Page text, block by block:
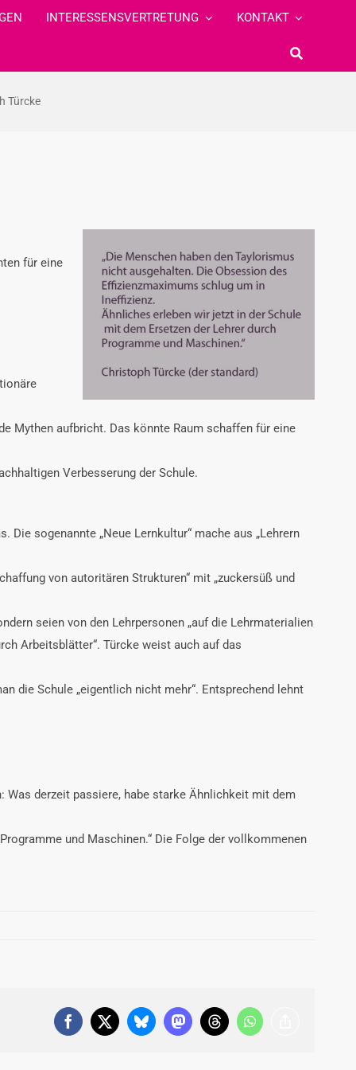
INTERESSENSVERTRETUNG KONTAKT
Türcke
für eine
Mythen aufbricht. Das könnte Raum schaffen für eine
Verbesserung der Schule.
sogenannte „Neue Lernkultur“ mache aus „Lehrern
von autoritären Strukturen“ mit „zuckersüß und
seien von den Lehrpersonen „auf die Lehrmaterialien
Arbeitsblätter“. Türcke weist auch auf das
die Schule „eigentlich nicht mehr“. Entsprechend lehnt
Was derzeit passiere, habe starke Ähnlichkeit mit dem
und Maschinen.“ Die Folge der vollkommenen
Facebook
X BlueskyMastodonThreadsWhatsApp